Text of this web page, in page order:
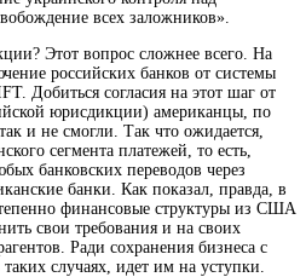
всех заложников».
Этот вопрос сложнее всего. На
российских банков от системы
Добиться согласия на этот шаг от
юрисдикции) американцы, по
и не смогли. Так что ожидается,
сегмента платежей, то есть,
банковских переводов через
банки. Как показал, правда, в
финансовые структуры из США
свои требования и на своих
Ради сохранения бизнеса с
случаях, идет им на уступки.